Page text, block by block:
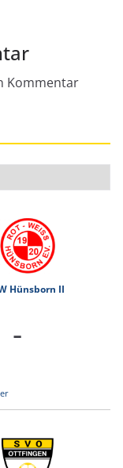
Kommentar
Hünsborn II
-